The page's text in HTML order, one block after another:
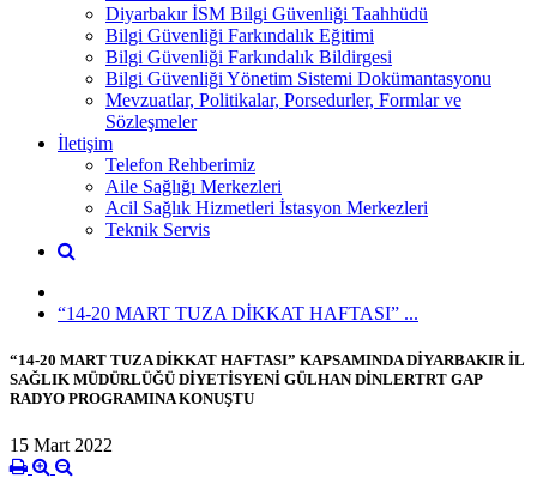
Diyarbakır İSM Bilgi Güvenliği Taahhüdü
Bilgi Güvenliği Farkındalık Eğitimi
Bilgi Güvenliği Farkındalık Bildirgesi
Bilgi Güvenliği Yönetim Sistemi Dokümantasyonu
Mevzuatlar, Politikalar, Porsedurler, Formlar ve
Sözleşmeler
İletişim
Telefon Rehberimiz
Aile Sağlığı Merkezleri
Acil Sağlık Hizmetleri İstasyon Merkezleri
Teknik Servis
“14-20 MART TUZA DİKKAT HAFTASI” ...
“14-20 MART TUZA DİKKAT HAFTASI” KAPSAMINDA DİYARBAKIR İL
SAĞLIK MÜDÜRLÜĞÜ DİYETİSYENİ GÜLHAN DİNLERTRT GAP
RADYO PROGRAMINA KONUŞTU
15 Mart 2022